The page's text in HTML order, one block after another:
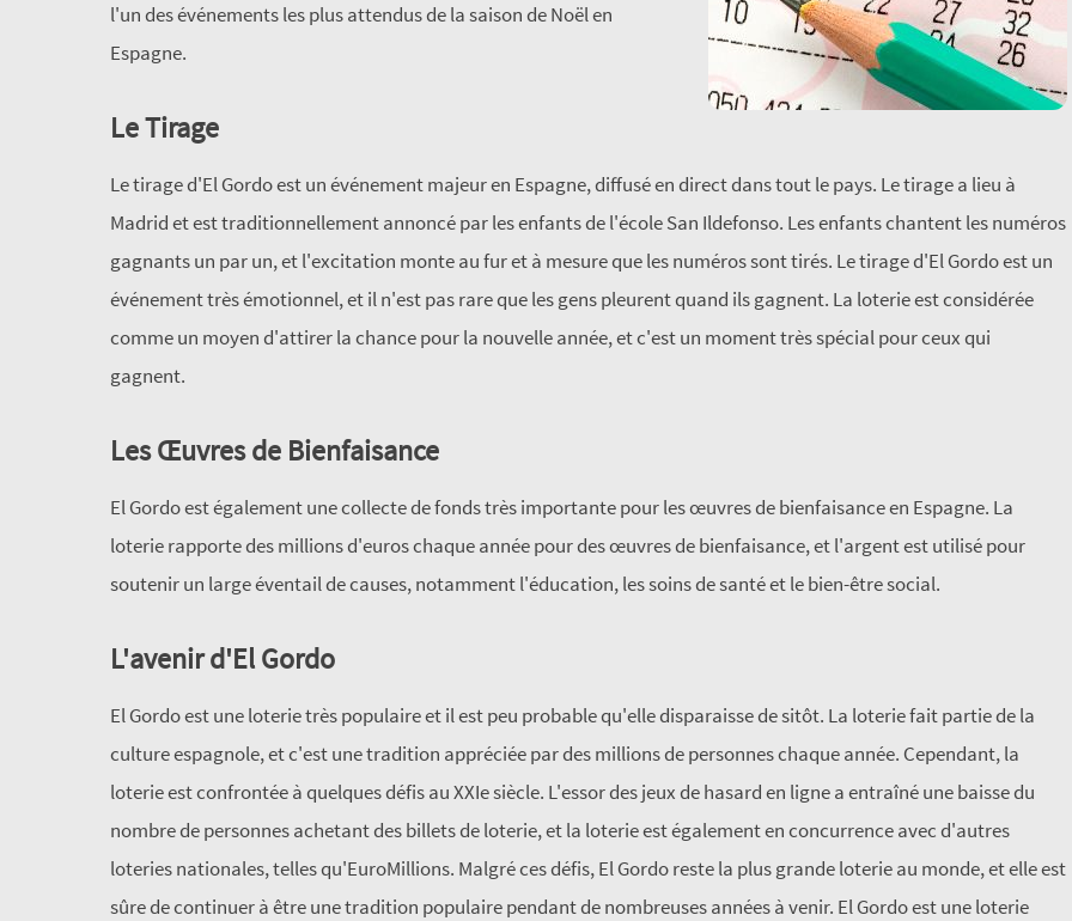
l'un des événements les plus attendus de la saison de Noël en
Espagne.
Le Tirage
Le tirage d'El Gordo est un événement majeur en Espagne, diffusé en direct dans tout le pays. Le tirage a lieu à
Madrid et est traditionnellement annoncé par les enfants de l'école San Ildefonso. Les enfants chantent les numéros
gagnants un par un, et l'excitation monte au fur et à mesure que les numéros sont tirés. Le tirage d'El Gordo est un
événement très émotionnel, et il n'est pas rare que les gens pleurent quand ils gagnent. La loterie est considérée
comme un moyen d'attirer la chance pour la nouvelle année, et c'est un moment très spécial pour ceux qui
gagnent.
Les Œuvres de Bienfaisance
El Gordo est également une collecte de fonds très importante pour les œuvres de bienfaisance en Espagne. La
loterie rapporte des millions d'euros chaque année pour des œuvres de bienfaisance, et l'argent est utilisé pour
soutenir un large éventail de causes, notamment l'éducation, les soins de santé et le bien-être social.
L'avenir d'El Gordo
El Gordo est une loterie très populaire et il est peu probable qu'elle disparaisse de sitôt. La loterie fait partie de la
culture espagnole, et c'est une tradition appréciée par des millions de personnes chaque année. Cependant, la
loterie est confrontée à quelques défis au XXIe siècle. L'essor des jeux de hasard en ligne a entraîné une baisse du
nombre de personnes achetant des billets de loterie, et la loterie est également en concurrence avec d'autres
loteries nationales, telles qu'EuroMillions. Malgré ces défis, El Gordo reste la plus grande loterie au monde, et elle est
sûre de continuer à être une tradition populaire pendant de nombreuses années à venir. El Gordo est une loterie